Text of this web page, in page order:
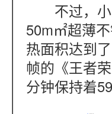
不过，小
50m㎡超薄
热面积达到
帧的《王者
分钟保持着